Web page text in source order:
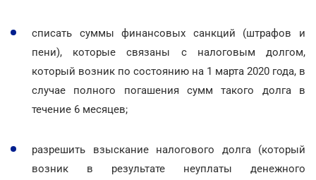
списать суммы финансовых санкций (штрафов и
пени), которые связаны с налоговым долгом,
который возник по состоянию на 1 марта 2020 года, в
случае полного погашения сумм такого долга в
течение 6 месяцев;
разрешить взыскание налогового долга (который
возник в результате неуплаты денежного